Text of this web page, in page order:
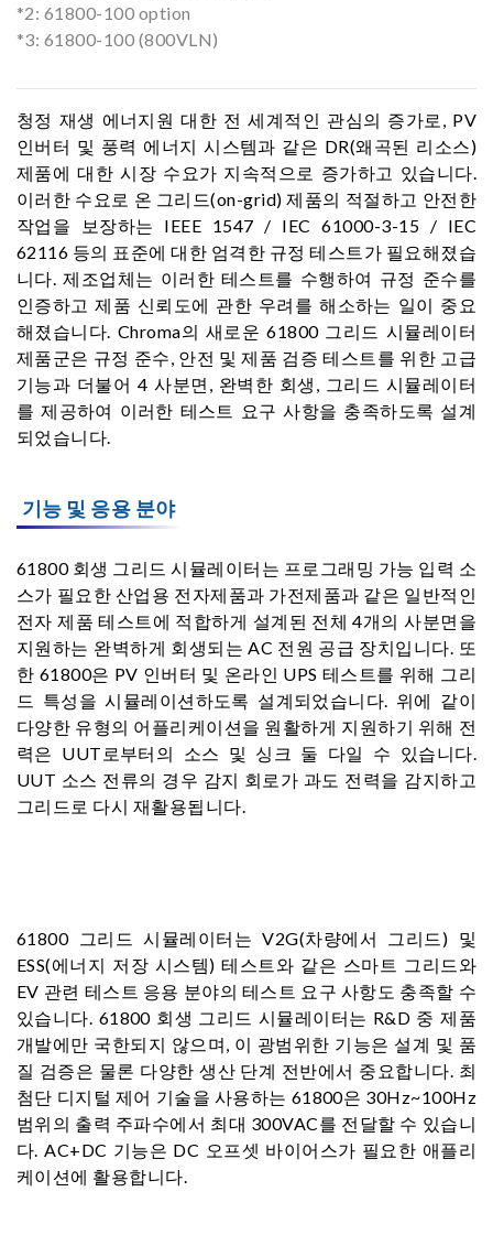
*2: 61800-100 option
*3: 61800-100 (800VLN)
청정 재생 에너지원 대한 전 세계적인 관심의 증가로, PV
인버터 및 풍력 에너지 시스템과 같은 DR(왜곡된 리소스)
제품에 대한 시장 수요가 지속적으로 증가하고 있습니다.
이러한 수요로 온 그리드(on-grid) 제품의 적절하고 안전한
작업을 보장하는 IEEE 1547 / IEC 61000-3-15 / IEC
62116 등의 표준에 대한 엄격한 규정 테스트가 필요해졌습
니다. 제조업체는 이러한 테스트를 수행하여 규정 준수를
인증하고 제품 신뢰도에 관한 우려를 해소하는 일이 중요
해졌습니다. Chroma의 새로운 61800 그리드 시뮬레이터
제품군은 규정 준수, 안전 및 제품 검증 테스트를 위한 고급
기능과 더불어 4 사분면, 완벽한 회생, 그리드 시뮬레이터
를 제공하여 이러한 테스트 요구 사항을 충족하도록 설계
되었습니다.
기능 및 응용 분야
61800 회생 그리드 시뮬레이터는 프로그래밍 가능 입력 소
스가 필요한 산업용 전자제품과 가전제품과 같은 일반적인
전자 제품 테스트에 적합하게 설계된 전체 4개의 사분면을
지원하는 완벽하게 회생되는 AC 전원 공급 장치입니다. 또
한 61800은 PV 인버터 및 온라인 UPS 테스트를 위해 그리
드 특성을 시뮬레이션하도록 설계되었습니다. 위에 같이
다양한 유형의 어플리케이션을 원활하게 지원하기 위해 전
력은 UUT로부터의 소스 및 싱크 둘 다일 수 있습니다.
UUT 소스 전류의 경우 감지 회로가 과도 전력을 감지하고
그리드로 다시 재활용됩니다.
61800 그리드 시뮬레이터는 V2G(차량에서 그리드) 및
ESS(에너지 저장 시스템) 테스트와 같은 스마트 그리드와
EV 관련 테스트 응용 분야의 테스트 요구 사항도 충족할 수
있습니다. 61800 회생 그리드 시뮬레이터는 R&D 중 제품
개발에만 국한되지 않으며, 이 광범위한 기능은 설계 및 품
질 검증은 물론 다양한 생산 단계 전반에서 중요합니다. 최
첨단 디지털 제어 기술을 사용하는 61800은 30Hz~100Hz
범위의 출력 주파수에서 최대 300VAC를 전달할 수 있습니
다. AC+DC 기능은 DC 오프셋 바이어스가 필요한 애플리
케이션에 활용합니다.